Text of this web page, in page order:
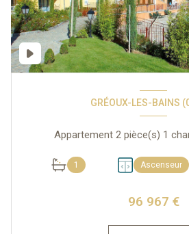
GRÉOUX-LES-BAINS
1 Ascenseur
96 967 €